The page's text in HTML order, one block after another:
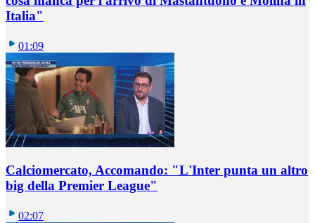
Italia"
01:09
Calciomercato, Accomando: "L'Inter punta un altro
big della Premier League"
02:07